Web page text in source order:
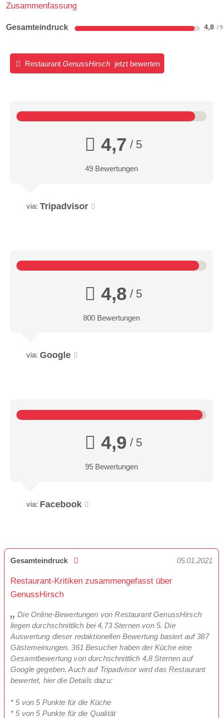
Zusammenfassung
Gesamteindruck 4,8
Restaurant GenussHirsch jetzt bewerten
4,7 / 5
49 Bewertungen
via: Tripadvisor
4,8 / 5
800 Bewertungen
via: Google
4,9 / 5
95 Bewertungen
via: Facebook
Gesamteindruck 05.01.2021
Restaurant-Kritiken zusammengefasst über
GenussHirsch
Die Online-Bewertungen von Restaurant GenussHirsch
liegen durchschnittlich bei 4,73 Sternen von 5. Die
Auswertung dieser redaktionellen Bewertung basiert auf 387
Gästemeinungen. 361 Besucher haben der Küche eine
Gesamtbewertung von durchschnittlich 4,8 Sternen auf
Google gegeben. Auch auf Tripadvisor wird das Restaurant
bewertet, hier die Details dazu:
* 5 von 5 Punkte für die Küche
* 5 von 5 Punkte für die Qualität